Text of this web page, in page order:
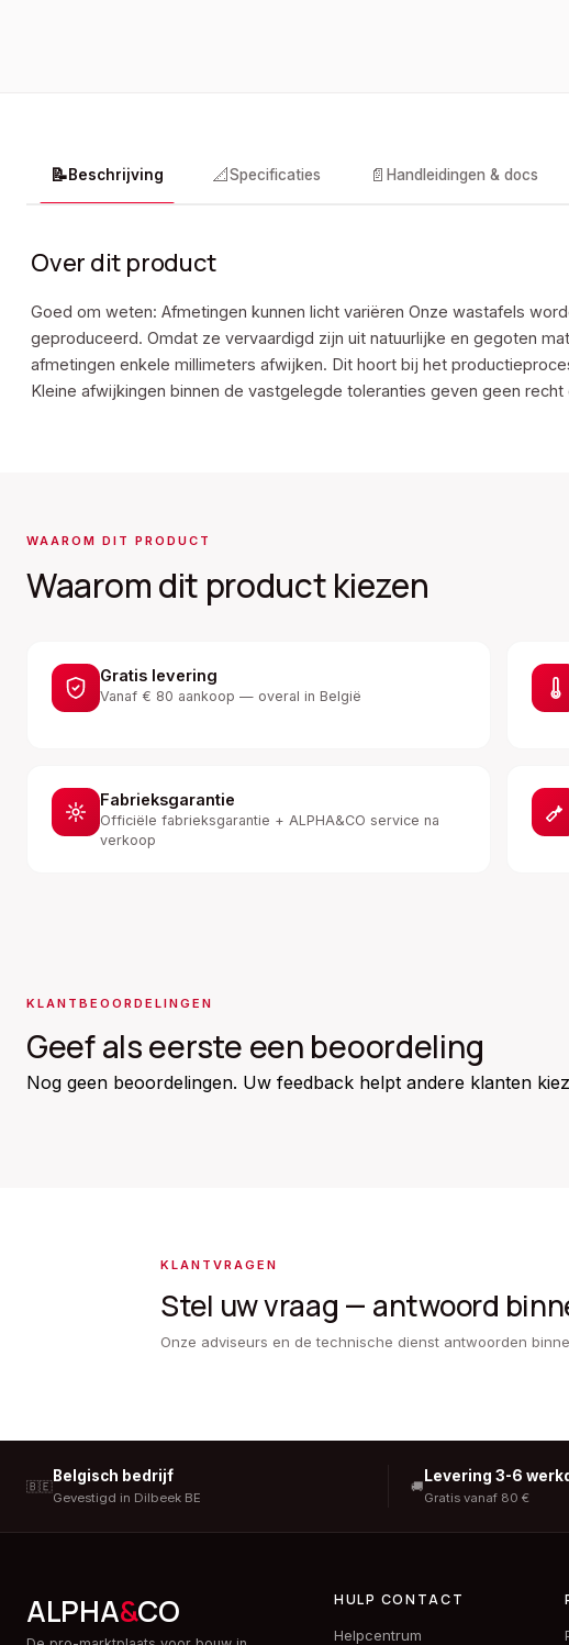
📝Beschrijving 📐Specificaties 📄 Handleidingen & docs
Over dit product
Goed om weten: Afmetingen kunnen licht variëren Onze wastafels
geproduceerd. Omdat ze vervaardigd zijn uit natuurlijke en gegoten
afmetingen enkele millimeters afwijken. Dit hoort bij het
Kleine afwijkingen binnen de vastgelegde toleranties geven geen
WAAROM DIT PRODUCT
Waarom dit product kiezen
Gratis levering
Vanaf € 80 aankoop — overal in België
Fabrieksgarantie
Officiële fabrieksgarantie + ALPHA&CO service na
verkoop
KLANTBEOORDELINGEN
Geef als eerste een beoordeling
Nog geen beoordelingen. Uw feedback helpt andere klanten
KLANTVRAGEN
Stel uw vraag — antwoord
Onze adviseurs en de technische dienst antwoorden
🇧🇪
Belgisch bedrijf
Gevestigd in Dilbeek BE
🚚
Levering 3-6
Gratis vanaf 80 €
ALPHA&CO HULP CONTACT
Helpcentrum